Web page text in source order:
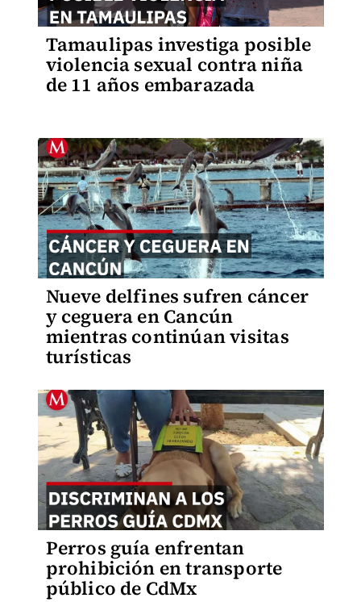
Tamaulipas investiga posible
violencia sexual contra niña
de 11 años embarazada
Nueve delfines sufren cáncer
y ceguera en Cancún
mientras continúan visitas
turísticas
Perros guía enfrentan
prohibición en transporte
público de CdMx